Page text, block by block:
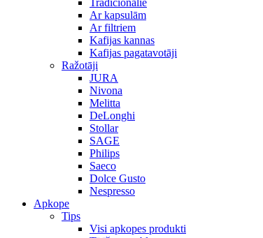
Tradicionālie
Ar kapsulām
Ar filtriem
Kafijas kannas
Kafijas pagatavotāji
Ražotāji
JURA
Nivona
Melitta
DeLonghi
Stollar
SAGE
Philips
Saeco
Dolce Gusto
Nespresso
Apkope
Tips
Visi apkopes produkti